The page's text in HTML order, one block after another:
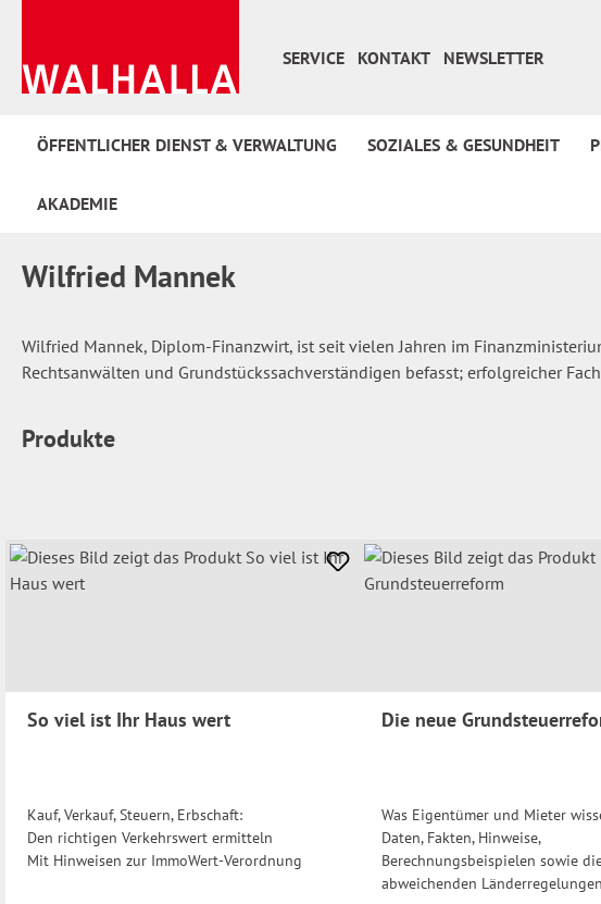
SERVICE
KONTAKT NEWSLETTER
ÖFFENTLICHER DIENST & VERWALTUNG SOZIALES & GESUNDHEIT
AKADEMIE
Wilfried Mannek
Wilfried Mannek, Diplom-Finanzwirt, ist seit vielen Jahren im
Rechtsanwälten und Grundstückssachverständigen befasst; erfolgreicher
Produkte
So viel ist Ihr Haus wert
Kauf, Verkauf, Steuern, Erbschaft:
Den richtigen Verkehrswert ermitteln
Mit Hinweisen zur ImmoWert-Verordnung
Die neue
Was Eigentümer und Mieter
Daten, Fakten, Hinweise,
Berechnungsbeispielen sowie
abweichenden Länderregelungen